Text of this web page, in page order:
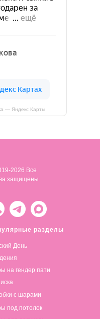
— Яндекс Карты
разделы
День
2026 Все
защищены
на гендер пати
с шарами
под потолок